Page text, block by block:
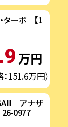
ーボ 【1
万円
151.6万円）
アナザ
0977